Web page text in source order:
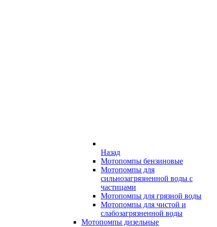
Назад
Мотопомпы бензиновые
Мотопомпы для
сильнозагрязненной воды с
частицами
Мотопомпы для грязной воды
Мотопомпы для чистой и
слабозагрязненной воды
Мотопомпы дизельные